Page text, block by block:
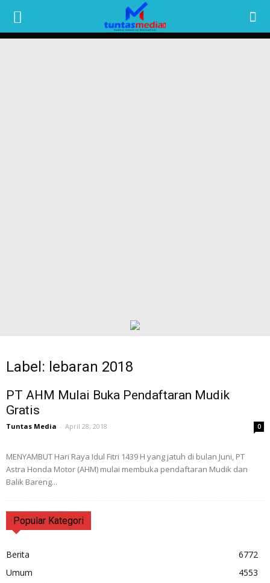
Label: lebaran 2018
PT AHM Mulai Buka Pendaftaran Mudik
Gratis
Tuntas Media - April 28, 2018 0
MENYAMBUT Hari Raya Idul Fitri 1439 H yang jatuh di bulan Juni, PT
Astra Honda Motor (AHM) mulai membuka pendaftaran Mudik dan
Balik Bareng...
Popular Kategori
Berita
6772
Umum
4553